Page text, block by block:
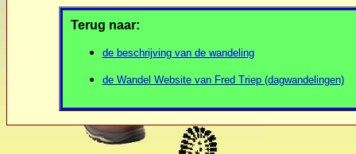
Terug naar:
de beschrijving van de wandeling
de Wandel Website van Fred Triep (dagwandelingen)